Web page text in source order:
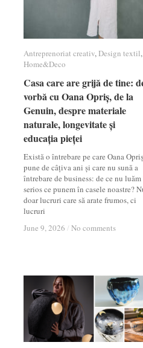
Antreprenoriat creativ,Design textil,
Home&Deco
Casa care are grijă de tine:
vorbă cu Oana Opriș, de la
Genuin, despre materiale
naturale, longevitate și
educația pieței
Există o întrebare pe care Oana
pune de câțiva ani și care nu sună a
întrebare de business: de ce nu
serios ce punem în casele noastre?
doar lucruri care să arate frumos, ci
lucruri
June 9, 2026 / No comments
Antreprenoriat creativ Design textil
Home&Deco
Casa care are grijă de tine:
vorbă cu Oana Opriș, de la
Genuin, despre materiale
naturale, longevitate și
educația pieței
June 9, 2026 / No comments